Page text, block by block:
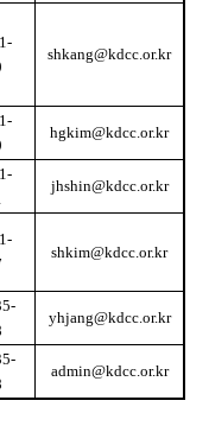
shkang@kdcc.or.kr
hgkim@kdcc.or.kr
jhshin@kdcc.or.kr
shkim@kdcc.or.kr
yhjang@kdcc.or.kr
admin@kdcc.or.kr